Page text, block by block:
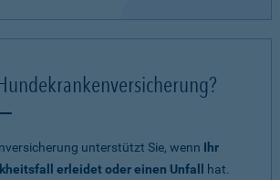
unterstützt Sie, wenn Ihr
erleidet oder einen Unfall
hat.